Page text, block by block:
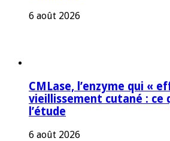
6 août 2026
CMLase, l’enzyme qui «
vieillissement cutané : ce
l’étude
6 août 2026